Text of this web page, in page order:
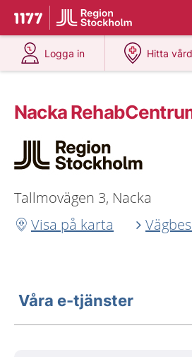
Till startsidan för 1177
Du har valt region
Logga in
på 1177.se
Hitta vård
på
Nacka
Tallmovägen 3, Nacka
Visa på karta
Våra e-tjänster